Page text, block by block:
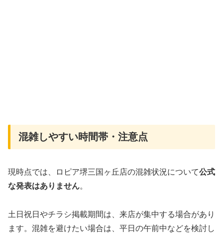
混雑しやすい時間帯・注意点
現時点では、ロピア堺三国ヶ丘店の混雑状況について公式
な発表はありません。
土日祝日やチラシ掲載期間は、来店が集中する場合があり
ます。混雑を避けたい場合は、平日の午前中などを検討し